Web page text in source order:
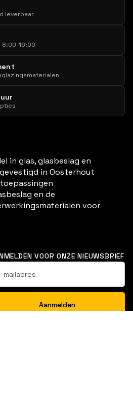
leverbaar
8:00-16:00
in glas, glasbeslag en
in Oosterhout
en de
voor
VOOR ONZE NIEUWSBRIEF